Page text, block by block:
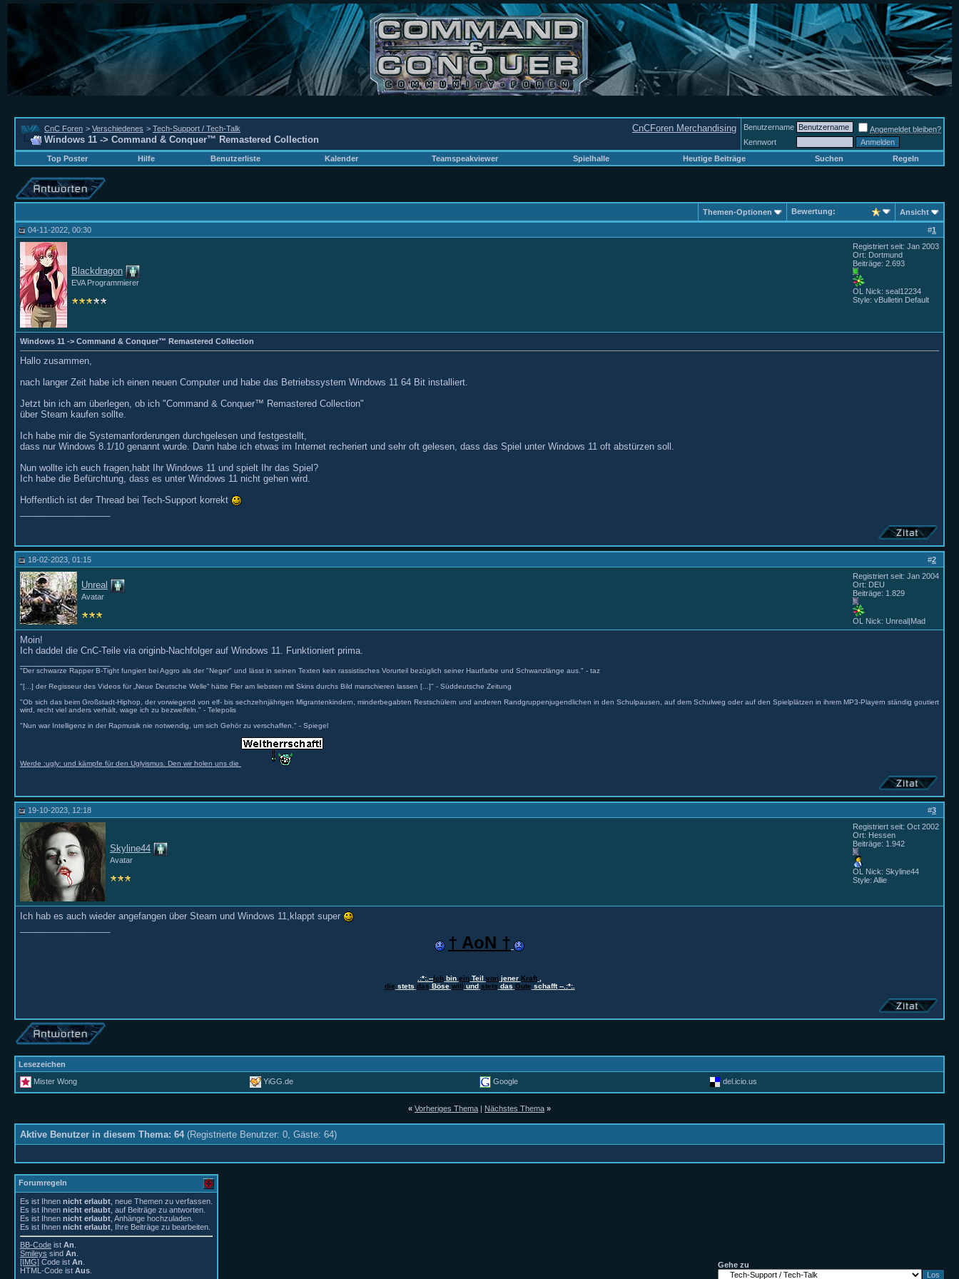
CnCForen Merchandising
CnC Foren > Verschiedenes > Tech-Support / Tech-Talk
Windows 11 -> Command & Conquer™ Remastered Collection
Benutzername
Angemeldet bleiben?
Kennwort
Top Poster
Hilfe Benutzerliste Kalender Teamspeakviewer Spielhalle Heutige Beiträge Suchen Regeln
Themen-Optionen Bewertung: Ansicht
#1
04-11-2022, 00:30
Blackdragon
EVA Programmierer
Registriert seit: Jan 2003
Ort: Dortmund
Beiträge: 2.693
OL Nick: seal12234
Style: vBulletin Default
Windows 11 -> Command & Conquer™ Remastered Collection
Hallo zusammen,
nach langer Zeit habe ich einen neuen Computer und habe das Betriebssystem Windows 11 64 Bit installiert.
Jetzt bin ich am überlegen, ob ich "Command & Conquer™ Remastered Collection"
über Steam kaufen sollte.
Ich habe mir die Systemanforderungen durchgelesen und festgestellt,
dass nur Windows 8.1/10 genannt wurde. Dann habe ich etwas im Internet recheriert und sehr oft gelesen, dass das Spiel unter Windows 11 oft abstürzen soll.
Nun wollte ich euch fragen,habt Ihr Windows 11 und spielt Ihr das Spiel?
Ich habe die Befürchtung, dass es unter Windows 11 nicht gehen wird.
Hoffentlich ist der Thread bei Tech-Support korrekt
#2
18-02-2023, 01:15
Unreal
Avatar
Registriert seit: Jan 2004
Ort: DEU
Beiträge: 1.829
OL Nick: Unreal|Mad
Moin!
Ich daddel die CnC-Teile via originb-Nachfolger auf Windows 11. Funktioniert prima.
"Der schwarze Rapper B-Tight fungiert bei Aggro als der "Neger" und lässt in seinen Texten kein rassistisches Vorurteil bezüglich seiner Hautfarbe und Schwanzlänge aus." - taz
"[...] der Regisseur des Videos für „Neue Deutsche Welle“ hätte Fler am liebsten mit Skins durchs Bild marschieren lassen [...]" - Süddeutsche Zeitung
"Ob sich das beim Großstadt-Hiphop, der vorwiegend von elf- bis sechzehnjährigen Migrantenkindern, minderbegabten Restschülern und anderen Randgruppenjugendlichen in den Schulpausen, auf dem Schulweg oder auf den Spielplätzen in ihrem MP3-Playern ständig goutiert
wird, recht viel anders verhält, wage ich zu bezweifeln." - Telepolis
"Nun war Intelligenz in der Rapmusik nie notwendig, um sich Gehör zu verschaffen." - Spiegel
Werde :ugly: und kämpfe für den Uglyismus. Den wir holen uns die
#3
19-10-2023, 12:18
Skyline44
Avatar
Registriert seit: Oct 2002
Ort: Hessen
Beiträge: 1.942
OL Nick: Skyline44
Style: Allie
Ich hab es auch wieder angefangen über Steam und Windows 11,klappt super
† AoN †
.:*:.--Ich bin ein Teil von jener Kraft
die stets das Böse will und stets das Gute schafft --.:*:.
Lesezeichen
Mister Wong
YiGG.de Google del.icio.us
« Vorheriges Thema | Nächstes Thema »
Aktive Benutzer in diesem Thema: 64 (Registrierte Benutzer: 0, Gäste: 64)
Forumregeln
Es ist Ihnen nicht erlaubt , neue Themen zu verfassen.
Es ist Ihnen nicht erlaubt , auf Beiträge zu antworten.
Es ist Ihnen nicht erlaubt , Anhänge hochzuladen.
Es ist Ihnen nicht erlaubt , Ihre Beiträge zu bearbeiten.
BB-Code ist An
Smileys sind An
[IMG] Code ist An
HTML-Code ist Aus
Gehe zu